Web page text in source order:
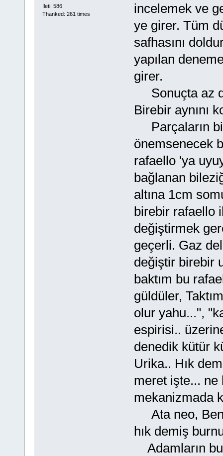
İleti: 586
Thanked: 261 times
incelemek ve
ye girer. Tüm
safhasını
yapılan
girer.
Sonuçta az
Birebir aynını
Parçaların
önemsenecek
rafaello 'ya
bağlanan
altına 1cm
birebir rafaello
değiştirmek
geçerli. Gaz
değiştir birebir
baktım bu
güldüler,
olur yahu...",
espirisi..
denedik kütür
Urika.. Hık
meret işte... ne
mekanizmada
Ata neo,
hık demiş
Adamların